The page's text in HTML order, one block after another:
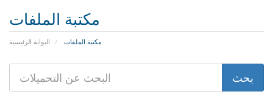
مكتبة الملفات
البوابة الرئيسية مكتبة الملفات